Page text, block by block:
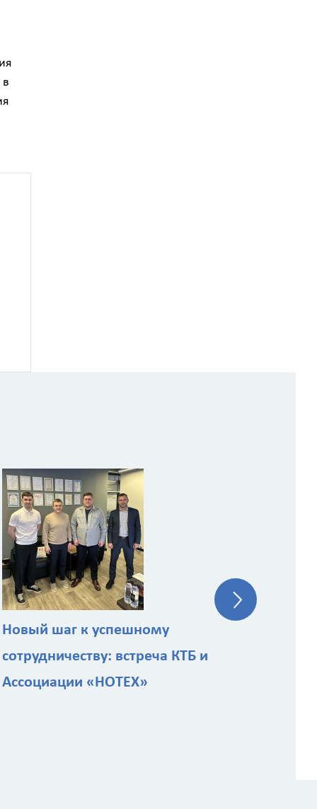
Новый шаг к успешному
сотрудничеству: встреча КТБ и
Ассоциации «НОТЕХ»
стоимости работ